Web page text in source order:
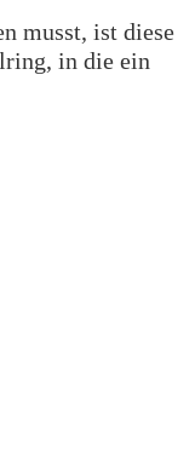
musst, ist diese
in die ein